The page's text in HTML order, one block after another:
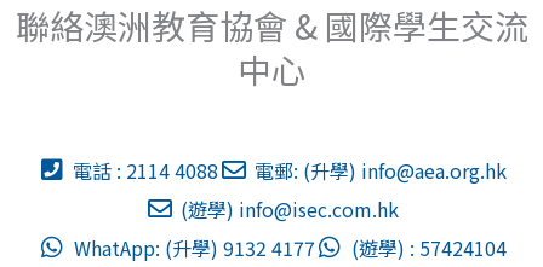
聯絡澳洲教育協會 & 國際學生交流
中心
電話 : 2114 4088 電郵: (升學) info@aea.org.hk
(遊學) info@isec.com.hk
WhatApp: (升學) 9132 4177
(遊學) : 57424104